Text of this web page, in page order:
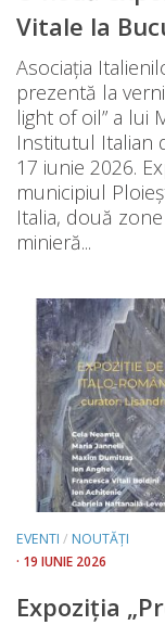
Vitale la
Asociația
prezentă la
light of oil” a lui
Institutul Italian
17 iunie 2026.
municipiul
Italia, două
minieră...
EVENTI / NOUTĂȚI
· 19 IUNIE 2026
Expoziția